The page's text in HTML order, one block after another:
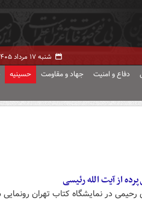
شنبه ۱۷ مرداد ۱۴۰۵ -
دفاع و امنیت جهاد و مقاومت حسینیه
از آیت الله رئیسی
در نمایشگاه کتاب تهران